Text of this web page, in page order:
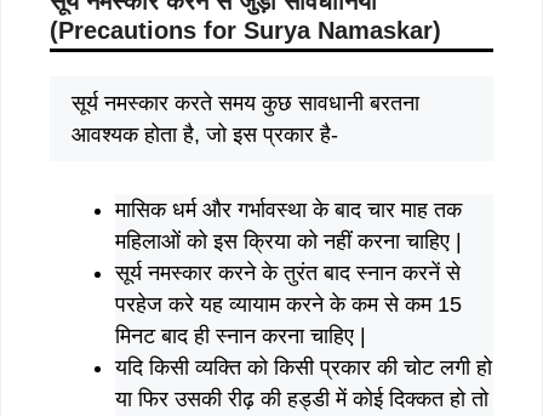
(Precautions for Surya Namaskar)
सूर्य नमस्कार करते समय कुछ सावधानी बरतना
आवश्यक होता है, जो इस प्रकार है-
मासिक धर्म और गर्भावस्था के बाद चार माह तक
महिलाओं को इस क्रिया को नहीं करना चाहिए |
सूर्य नमस्कार करने के तुरंत बाद स्नान करनें से
परहेज करे यह व्यायाम करने के कम से कम 15
मिनट बाद ही स्नान करना चाहिए |
यदि किसी व्यक्ति को किसी प्रकार की चोट लगी हो
या फिर उसकी रीढ़ की हड्डी में कोई दिक्कत हो तो